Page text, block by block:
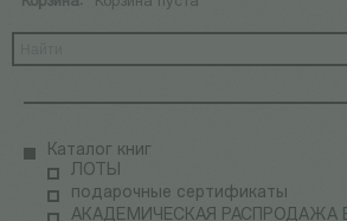
Каталог книг
ЛОТЫ
подарочные сертификаты
АКАДЕМИЧЕСКАЯ РАСПРОДАЖА ВШЭ / Институт